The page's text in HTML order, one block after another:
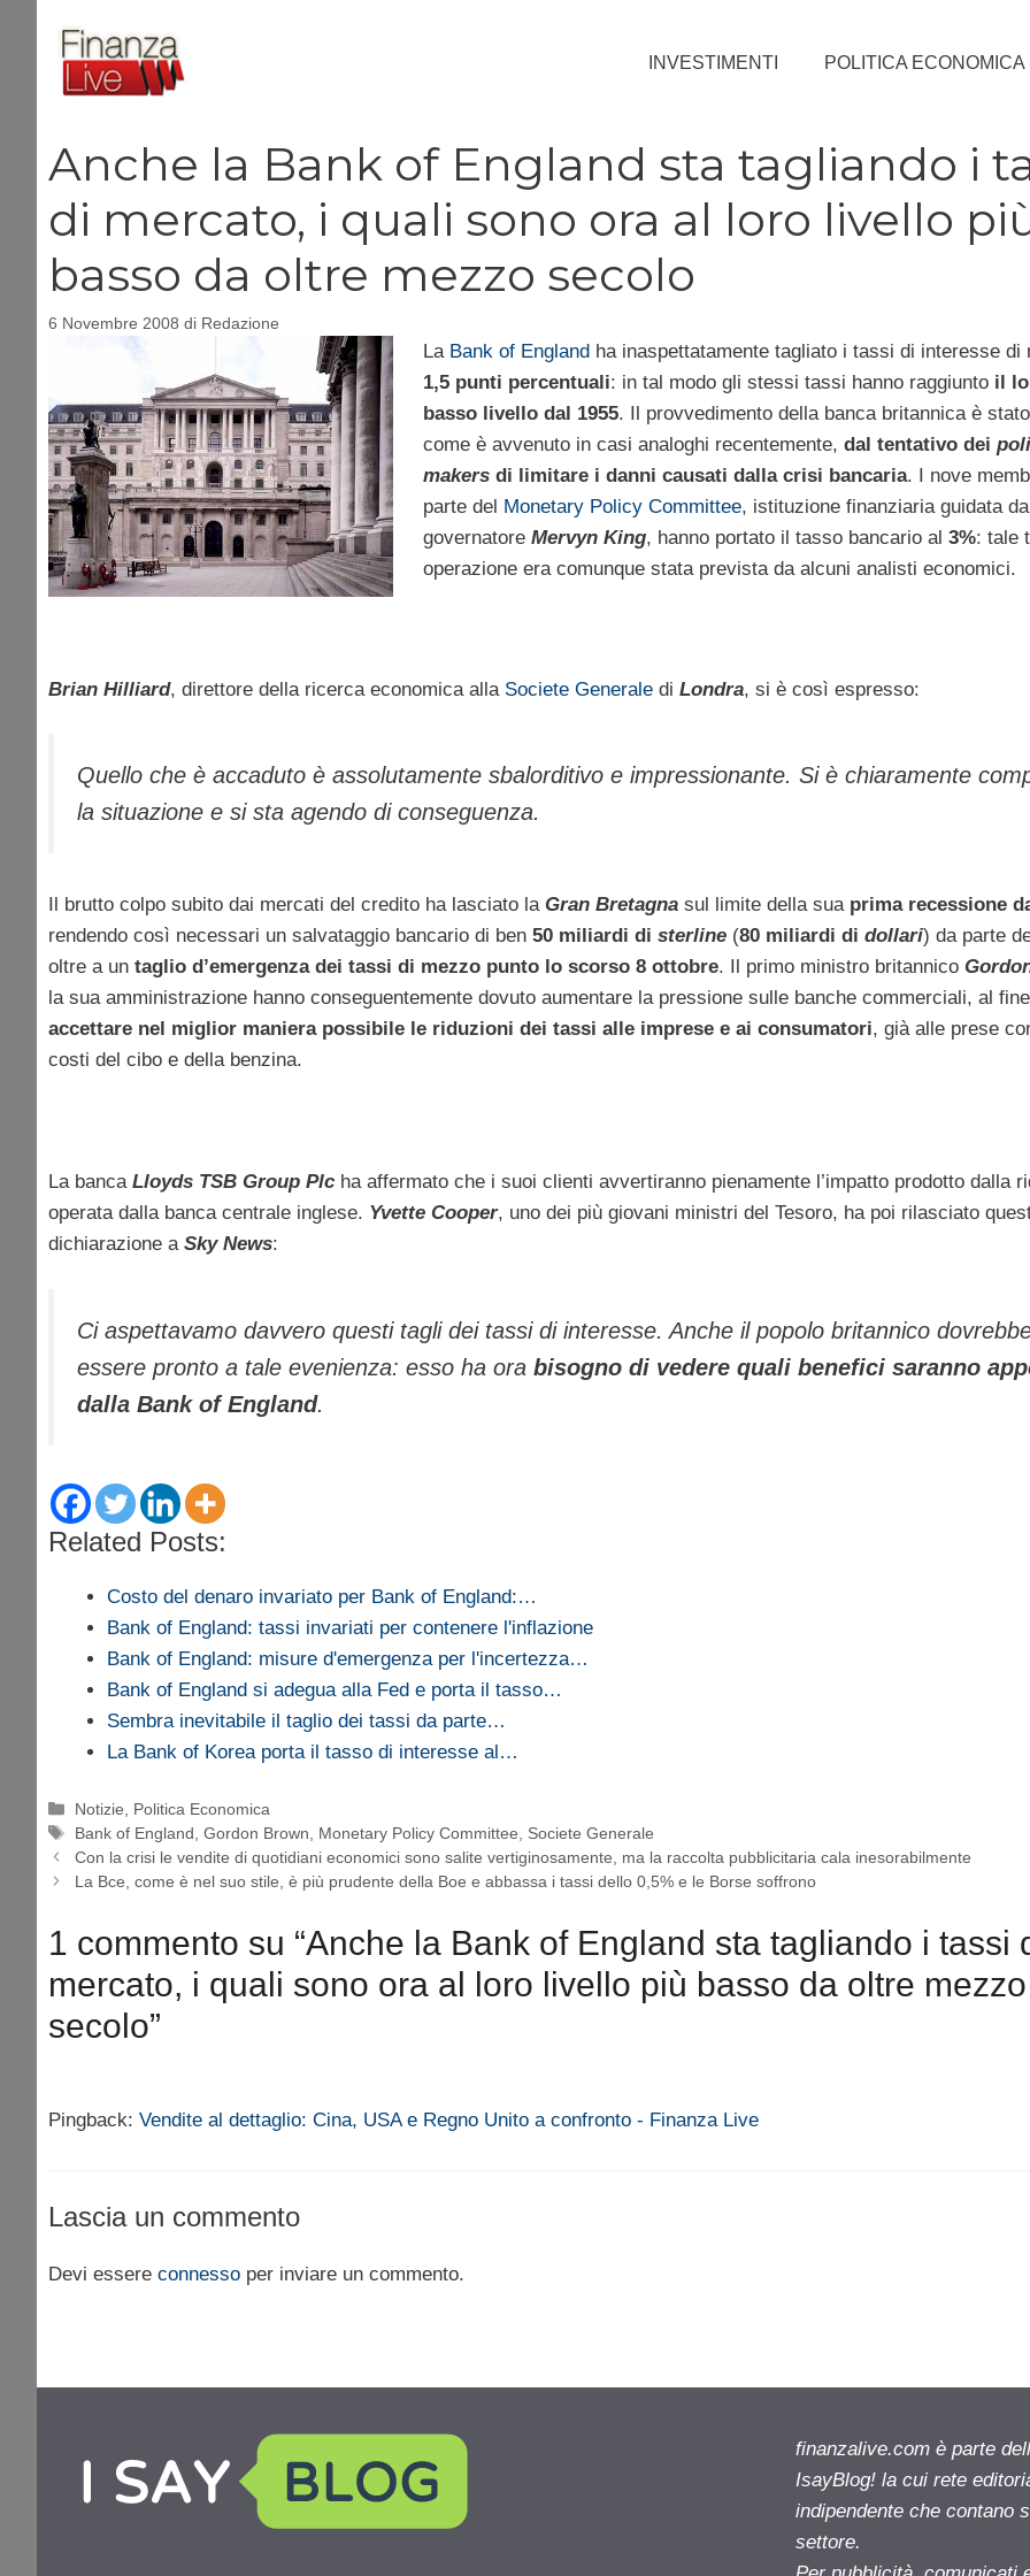
contenuto
INVESTIMENTI POLITICA ECONOMICA
Anche la Bank of England sta tagliando i
di mercato, i quali sono ora al loro livello
basso da oltre mezzo secolo
6 Novembre 2008 di Redazione
La Bank of Englandha inaspettatamente tagliato i tassi di interesse di
1,5 punti percentuali: in tal modo gli stessi tassi hanno raggiunto il
basso livello dal 1955. Il provvedimento della banca britannica è
come è avvenuto in casi analoghi recentemente, dal tentativo dei
makersdi limitare i danni causati dalla crisi bancaria. I nove
parte del Monetary Policy Committee, istituzione finanziaria guidata
governatore Mervyn King, hanno portato il tasso bancario al 3%: tale
operazione era comunque stata prevista da alcuni analisti economici.
Brian Hilliard, direttore della ricerca economica alla Societe Generale di Londra, si è così espresso:
Quello che è accaduto è assolutamente sbalorditivo e impressionante. Si è chiaramente
la situazione e si sta agendo di conseguenza.
Il brutto colpo subito dai mercati del credito ha lasciato la Gran Bretagna sul limite della sua prima recessione
rendendo così necessari un salvataggio bancario di ben 50 miliardi di sterline (80 miliardi di dollari) da parte
oltre a un taglio d’emergenza dei tassi di mezzo punto lo scorso 8 ottobre. Il primo ministro britannico
la sua amministrazione hanno conseguentemente dovuto aumentare la pressione sulle banche commerciali, al
accettare nel miglior maniera possibile le riduzioni dei tassi alle imprese e ai consumatori, già alle prese
costi del cibo e della benzina.
La banca Lloyds TSB Group Plc ha affermato che i suoi clienti avvertiranno pienamente l’impatto prodotto dalla
operata dalla banca centrale inglese. Yvette Cooper, uno dei più giovani ministri del Tesoro, ha poi rilasciato
dichiarazione a Sky News:
Ci aspettavamo davvero questi tagli dei tassi di interesse. Anche il popolo britannico
essere pronto a tale evenienza: esso ha ora bisogno di vedere quali benefici saranno
dalla Bank of England.
Related Posts:
Costo del denaro invariato per Bank of England:…
Bank of England: tassi invariati per contenere l'inflazione
Bank of England: misure d'emergenza per l'incertezza…
Bank of England si adegua alla Fed e porta il tasso…
Sembra inevitabile il taglio dei tassi da parte…
La Bank of Korea porta il tasso di interesse al…
Categorie
Notizie
Politica Economica
Tag
Bank of England ,Gordon Brown Monetary Policy Committee
Societe Generale
Con la crisi le vendite di quotidiani economici sono salite vertiginosamente, ma la raccolta pubblicitaria cala inesorabilmente
La Bce, come è nel suo stile, è più prudente della Boe e abbassa i tassi dello 0,5% e le Borse soffrono
1 commento su “Anche la Bank of England sta tagliando i tassi
mercato, i quali sono ora al loro livello più basso da oltre mezzo
secolo”
Pingback: Vendite al dettaglio: Cina, USA e Regno Unito a confronto - Finanza Live
Lascia un commento
Devi essere connesso per inviare un commento.
finanzalive.com è parte
IsayBlog! la cui rete
indipendente che contano
settore.